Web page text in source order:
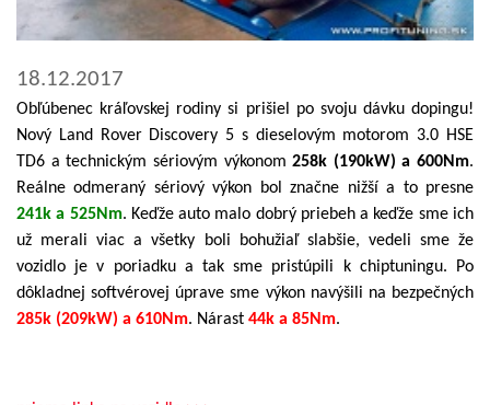
18.12.2017
Obľúbenec kráľovskej rodiny si prišiel po svoju dávku dopingu!
Nový Land Rover Discovery 5 s dieselovým motorom 3.0 HSE
TD6 a technickým sériovým výkonom258k (190kW) a 600Nm.
Reálne odmeraný sériový výkon bol značne nižší a to presne
241k a 525Nm. Keďže auto malo dobrý priebeh a keďže sme ich
už merali viac a všetky boli bohužiaľ slabšie, vedeli sme že
vozidlo je v poriadku a tak sme pristúpili k chiptuningu. Po
dôkladnej softvérovej úprave sme výkon navýšili na bezpečných
285k (209kW) a 610Nm. Nárast 44k a 85Nm.